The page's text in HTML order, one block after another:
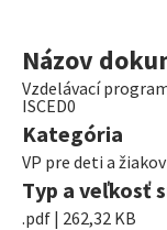
Názov
Vzdelávací
ISCED0
Kategória
VP pre deti a
Typ a veľkosť
.pdf | 262,32 KB